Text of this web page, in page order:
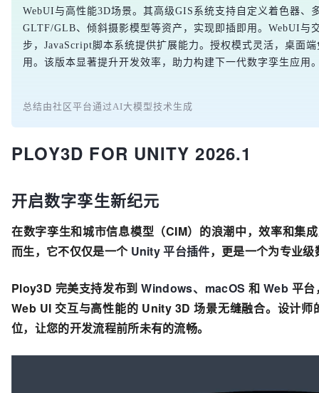
WebUI与高性能3D场景。其高级GIS系统支持自定义着色器、
GLTF/GLB、倾斜摄影模型等资产，实现即插即用。WebUI与
步，JavaScript脚本系统提供扩展能力。授权模式灵活，桌面
用。该版本显著提升开发效率，助力构建下一代数字孪生应用
总结由社区平台通过AI大模型技术生成
PLOY3D FOR UNITY 2026.1
开启数字孪生新纪元
在数字孪生和城市信息模型（CIM）的浪潮中，效率和集
而生，它不仅仅是一个 Unity 平台插件，更是一个为专业
Ploy3D 完美支持发布到Windows、macOS 和 Web平台
Web UI 交互与高性能的 Unity 3D 场景无缝融合。设计
位，让您的开发流程前所未有的流畅。